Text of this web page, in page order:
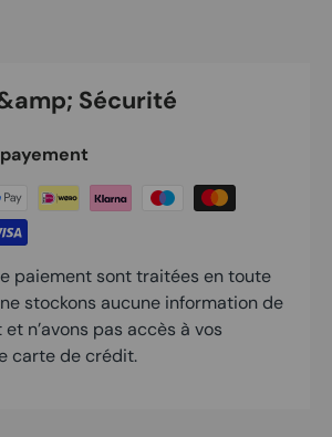
Sécurité
paiement sont traitées en toute
stockons aucune information de
n’avons pas accès à vos
carte de crédit.